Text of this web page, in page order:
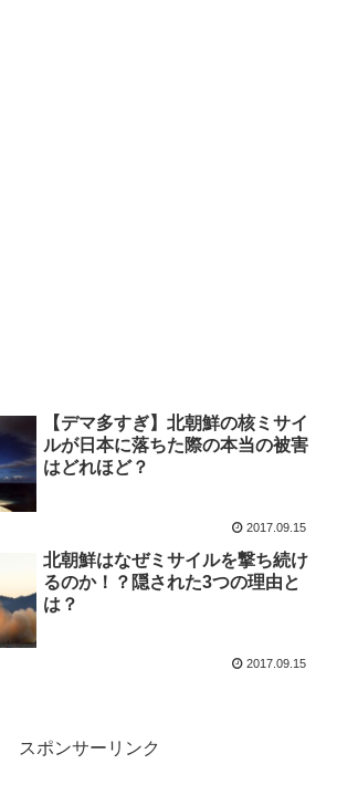
【デマ多すぎ】北朝鮮の核ミサイ
ルが日本に落ちた際の本当の被害
はどれほど？
2017.09.15
北朝鮮はなぜミサイルを撃ち続け
るのか！？隠された3つの理由と
は？
2017.09.15
スポンサーリンク